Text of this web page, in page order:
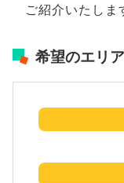
ご紹介いたしま
希望のエリ